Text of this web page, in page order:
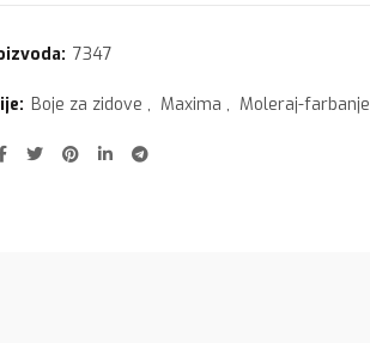
7347
Boje za zidove , Maxima , Moleraj-farbanje